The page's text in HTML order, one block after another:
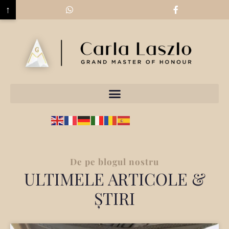
De pe blogul nostru
ULTIMELE ARTICOLE &
ȘTIRI
↑